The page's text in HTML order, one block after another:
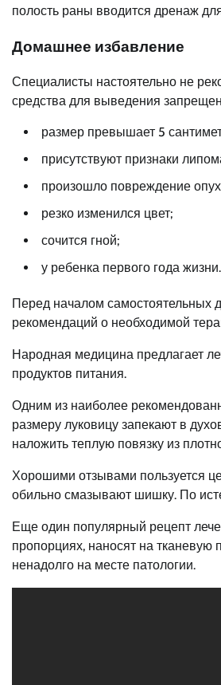
полость раны вводится дренаж
Домашнее избавление
Специалисты настоятельно не
средства для выведения
размер превышает 5
присутствуют признаки
произошло повреждение
резко изменился цвет;
сочится гной;
у ребенка первого года жизни.
Перед началом самостоятельных
рекомендаций о необходимой
Народная медицина предлагает
продуктов питания.
Одним из наиболее
размеру луковицу запекают в
наложить теплую повязку из
Хорошими отзывами пользуется
обильно смазывают шишку. По
Еще один популярный рецепт
пропорциях, наносят на
ненадолго на месте патологии.